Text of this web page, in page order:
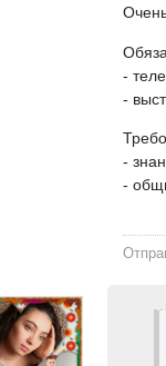
-
-
-
-